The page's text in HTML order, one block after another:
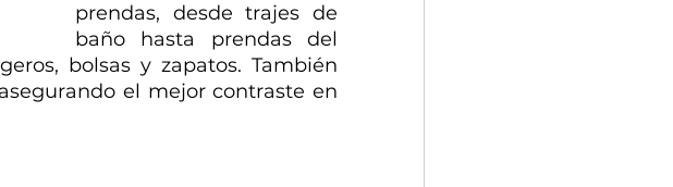
prendas, desde trajes de
baño hasta prendas del
bolsas y zapatos. También
el mejor contraste en